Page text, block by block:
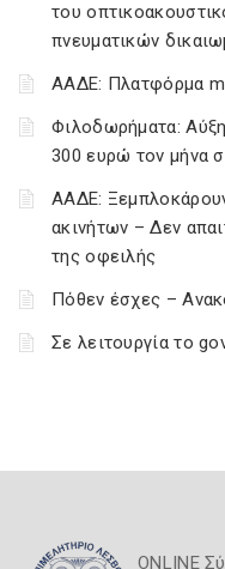
του
πνευματικών
ΑΑΔΕ: Πλατφόρμα
Φιλοδωρήματα:
300 ευρώ τον μήνα
ΑΑΔΕ:
ακινήτων – Δεν
της οφειλής
Πόθεν έσχες –
Σε λειτουργία το
ONLINE